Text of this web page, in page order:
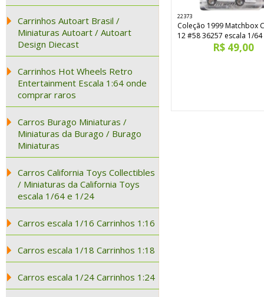
Carrinhos Autoart Brasil /
Miniaturas Autoart / Autoart
Design Diecast
Carrinhos Hot Wheels Retro
Entertainment Escala 1:64 onde
comprar raros
Carros Burago Miniaturas /
Miniaturas da Burago / Burago
Miniaturas
Carros California Toys Collectibles
/ Miniaturas da California Toys
escala 1/64 e 1/24
Carros escala 1/16 Carrinhos 1:16
Carros escala 1/18 Carrinhos 1:18
Carros escala 1/24 Carrinhos 1:24
22373
Coleção 1999 Matchbox
12 #58 36257 escala 1/64
R$ 49,00